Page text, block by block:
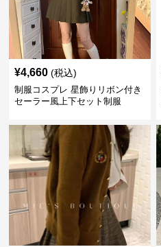
¥4,660 (税込)
制服コスプレ 星飾りリボン付き
セーラー風上下セット制服